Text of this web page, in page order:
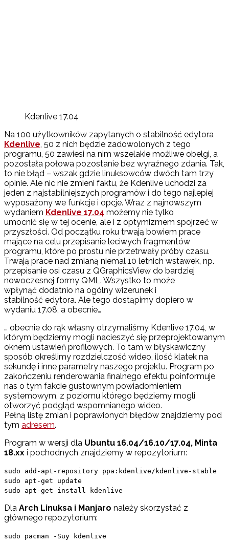
Kdenlive 17.04
Na 100 użytkowników zapytanych o stabilność edytora
Kdenlive, 50 z nich będzie zadowolonych z tego
programu, 50 zawiesi na nim wszelakie możliwe obelgi, a
pozostała połowa pozostanie bez wyraźnego zdania. Tak,
to nie błąd – wszak gdzie linuksowców dwóch tam trzy
opinie. Ale nic nie zmieni faktu, że Kdenlive uchodzi za
jeden z najstabilniejszych programów i do tego najlepiej
wyposażony we funkcje i opcje. Wraz z najnowszym
wydaniem Kdenlive 17.04 możemy nie tylko
umocnić się w tej ocenie, ale i z optymizmem spojrzeć w
przyszłości. Od początku roku trwają bowiem prace
mające na celu przepisanie leciwych fragmentów
programu, które po prostu nie przetrwały próby czasu.
Trwają prace nad zmianą niemal 10 letnich wstawek, np.
przepisanie osi czasu z QGraphicsView do bardziej
nowoczesnej formy QML. Wszystko to może
wpłynąć dodatnio na ogólny wizerunek i
stabilność edytora. Ale tego dostąpimy dopiero w
wydaniu 17.08, a obecnie…
… obecnie do rąk własny otrzymaliśmy Kdenlive 17.04, w
którym będziemy mogli nacieszyć się przeprojektowanym
oknem ustawień profilowych. To tam w błyskawiczny
sposób określimy rozdzielczość wideo, ilość klatek na
sekundę i inne parametry naszego projektu. Program po
zakończeniu renderowania finalnego efektu poinformuje
nas o tym fakcie gustownym powiadomieniem
systemowym, z poziomu którego będziemy mogli
otworzyć podgląd wspomnianego wideo.
Pełną listę zmian i poprawionych błędów znajdziemy pod
tym adresem.
Program w wersji dla Ubuntu 16.04/16.10/17.04, Minta
18.xx i pochodnych znajdziemy w repozytorium:
sudo add-apt-repository ppa:kdenlive/kdenlive-stable
sudo apt-get update
sudo apt-get install kdenlive
Dla Arch Linuksa i Manjaro należy skorzystać z
głównego repozytorium:
sudo pacman -Suy kdenlive